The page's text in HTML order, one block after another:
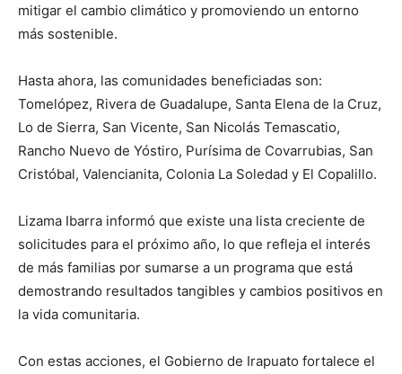
mitigar el cambio climático y promoviendo un entorno
más sostenible.
Hasta ahora, las comunidades beneficiadas son:
Tomelópez, Rivera de Guadalupe, Santa Elena de la Cruz,
Lo de Sierra, San Vicente, San Nicolás Temascatio,
Rancho Nuevo de Yóstiro, Purísima de Covarrubias, San
Cristóbal, Valencianita, Colonia La Soledad y El Copalillo.
Lizama Ibarra informó que existe una lista creciente de
solicitudes para el próximo año, lo que refleja el interés
de más familias por sumarse a un programa que está
demostrando resultados tangibles y cambios positivos en
la vida comunitaria.
Con estas acciones, el Gobierno de Irapuato fortalece el